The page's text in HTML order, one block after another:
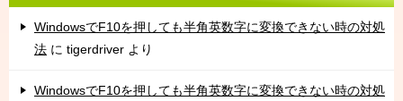
WindowsでF10を押しても半角英数字に変換できない時の対処
法 に tigerdriver より
WindowsでF10を押しても半角英数字に変換できない時の対処